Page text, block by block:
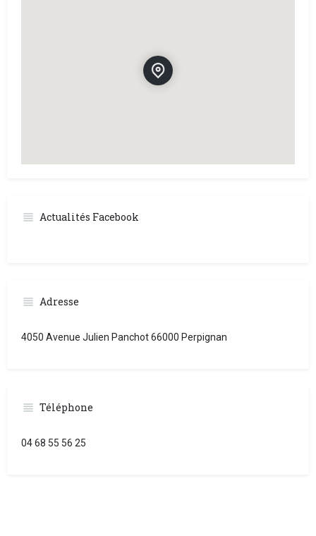
Actualités Facebook
Adresse
4050 Avenue Julien Panchot 66000 Perpignan
Téléphone
04 68 55 56 25